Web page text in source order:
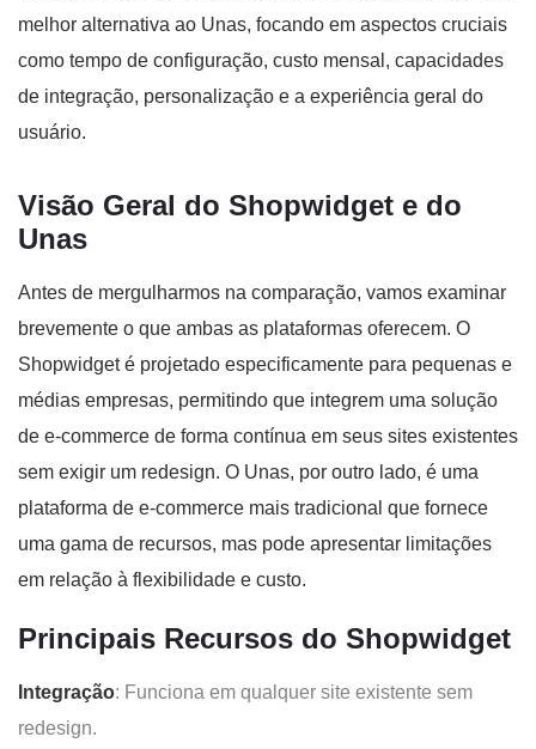
melhor alternativa ao Unas, focando em aspectos cruciais
como tempo de configuração, custo mensal, capacidades
de integração, personalização e a experiência geral do
usuário.
Visão Geral do Shopwidget e do
Unas
Antes de mergulharmos na comparação, vamos examinar
brevemente o que ambas as plataformas oferecem. O
Shopwidget é projetado especificamente para pequenas e
médias empresas, permitindo que integrem uma solução
de e-commerce de forma contínua em seus sites existentes
sem exigir um redesign. O Unas, por outro lado, é uma
plataforma de e-commerce mais tradicional que fornece
uma gama de recursos, mas pode apresentar limitações
em relação à flexibilidade e custo.
Principais Recursos do Shopwidget
Integração: Funciona em qualquer site existente sem
redesign.